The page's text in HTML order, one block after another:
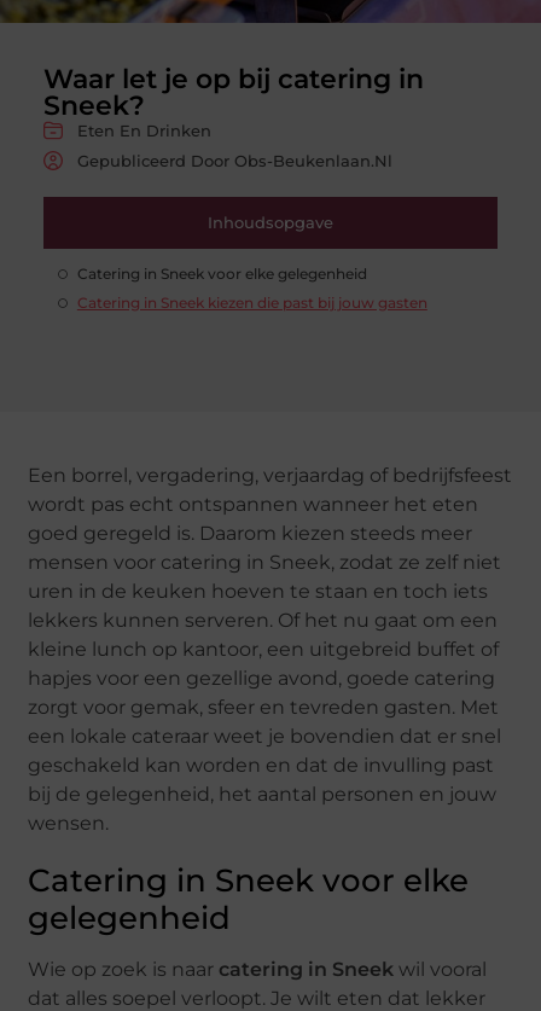
Waar let je op bij catering in
Sneek?
Eten En Drinken
Gepubliceerd Door Obs-Beukenlaan.nl
Inhoudsopgave
Catering in Sneek voor elke gelegenheid
Catering in Sneek kiezen die past bij jouw gasten
Een borrel, vergadering, verjaardag of bedrijfsfeest
wordt pas echt ontspannen wanneer het eten
goed geregeld is. Daarom kiezen steeds meer
mensen voor catering in Sneek, zodat ze zelf niet
uren in de keuken hoeven te staan en toch iets
lekkers kunnen serveren. Of het nu gaat om een
kleine lunch op kantoor, een uitgebreid buffet of
hapjes voor een gezellige avond, goede catering
zorgt voor gemak, sfeer en tevreden gasten. Met
een lokale cateraar weet je bovendien dat er snel
geschakeld kan worden en dat de invulling past
bij de gelegenheid, het aantal personen en jouw
wensen.
Catering in Sneek voor elke
gelegenheid
Wie op zoek is naar catering in Sneek wil vooral
dat alles soepel verloopt. Je wilt eten dat lekker